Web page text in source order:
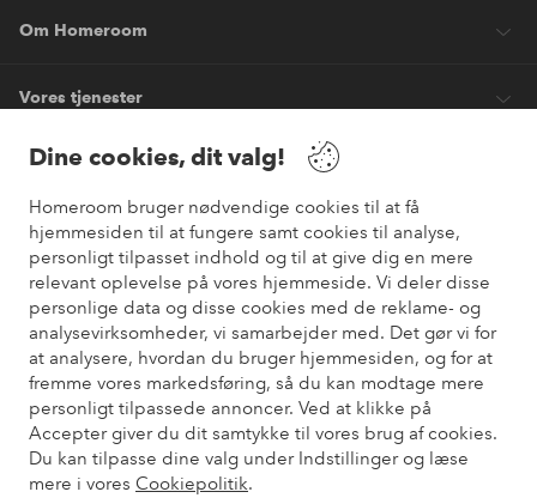
Dine cookies, dit valg!
Homeroom bruger nødvendige cookies til at få
hjemmesiden til at fungere samt cookies til analyse,
personligt tilpasset indhold og til at give dig en mere
relevant oplevelse på vores hjemmeside. Vi deler disse
personlige data og disse cookies med de reklame- og
analysevirksomheder, vi samarbejder med. Det gør vi for
at analysere, hvordan du bruger hjemmesiden, og for at
fremme vores markedsføring, så du kan modtage mere
personligt tilpassede annoncer. Ved at klikke på
Accepter giver du dit samtykke til vores brug af cookies.
Du kan tilpasse dine valg under Indstillinger og læse
mere i vores Cookiepolitik.
Om Homeroom
Vores tjenester
Vilkår
Venner
Sikre betalinger
Vil du vide mere om vores betalingsmuligheder ?
elpy